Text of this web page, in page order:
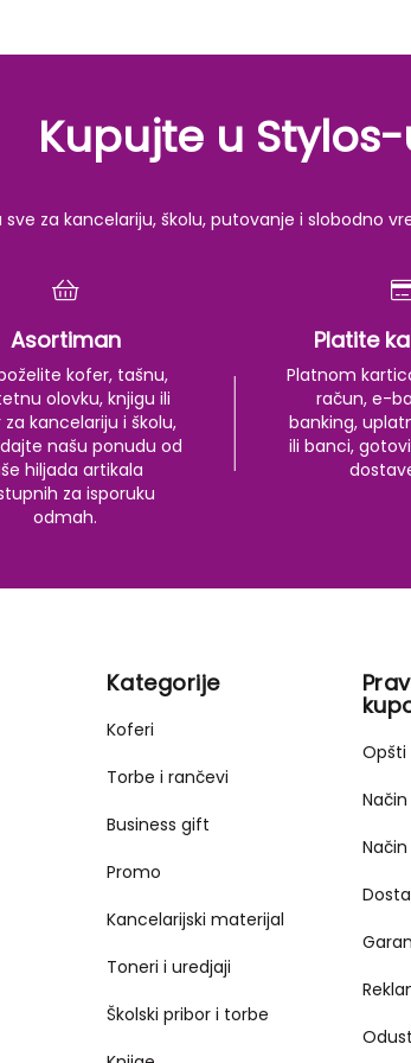
Kupujte u
za kancelariju, školu, putovanje i slobodno
Asortiman
kofer, tašnu,
olovku, knjigu ili
za kancelariju i školu,
našu ponudu od
hiljada artikala
za isporuku
odmah.
Platite
Platnom
račun, e-
banking,
ili banci,
Kategorije
Koferi
Torbe i rančevi
Business gift
Promo
Kancelarijski materijal
Toneri i uredjaji
Školski pribor i torbe
Opšti